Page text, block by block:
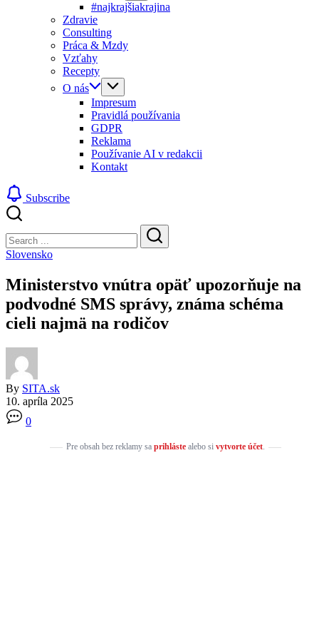
#najkrajšiakrajina
Zdravie
Consulting
Práca & Mzdy
Vzťahy
Recepty
O nás
Impresum
Pravidlá používania
GDPR
Reklama
Používanie AI v redakcii
Kontakt
Subscribe
Search
Search
Slovensko
Ministerstvo vnútra opäť upozorňuje na
podvodné SMS správy, známa schéma
cieli najmä na rodičov
By SITA.sk
10. apríla 2025
0
Pre obsah bez reklamy sa prihlástealebo si vytvorte účet.